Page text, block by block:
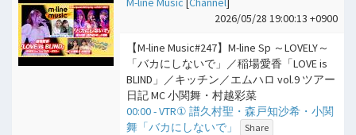
2026/05/28 19:00:13 +0900
【M-line Music#247】M-line Sp ～LOVELY～
「バカにしないで」／稲場愛香「LOVE is
BLIND」／キッチン／エムハロ vol.9 ツアー
日記 MC 小関舞・村越彩菜
00:00 - VTR① 譜久村聖・森戸知沙希・小関
舞「バカにしないで」
Share